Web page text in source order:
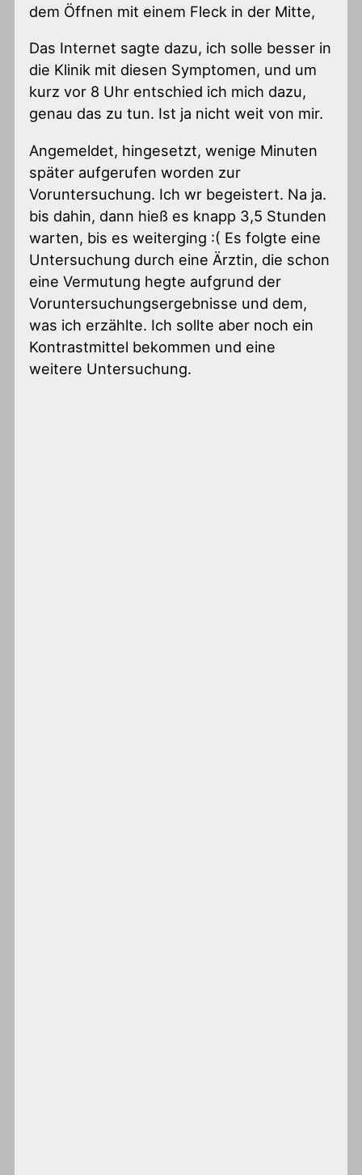
dem Öffnen mit einem Fleck in der Mitte,
Das Internet sagte dazu, ich solle besser in
die Klinik mit diesen Symptomen, und um
kurz vor 8 Uhr entschied ich mich dazu,
genau das zu tun. Ist ja nicht weit von mir.
Angemeldet, hingesetzt, wenige Minuten
später aufgerufen worden zur
Voruntersuchung. Ich wr begeistert. Na ja.
bis dahin, dann hieß es knapp 3,5 Stunden
warten, bis es weiterging :( Es folgte eine
Untersuchung durch eine Ärztin, die schon
eine Vermutung hegte aufgrund der
Voruntersuchungsergebnisse und dem,
was ich erzählte. Ich sollte aber noch ein
Kontrastmittel bekommen und eine
weitere Untersuchung.